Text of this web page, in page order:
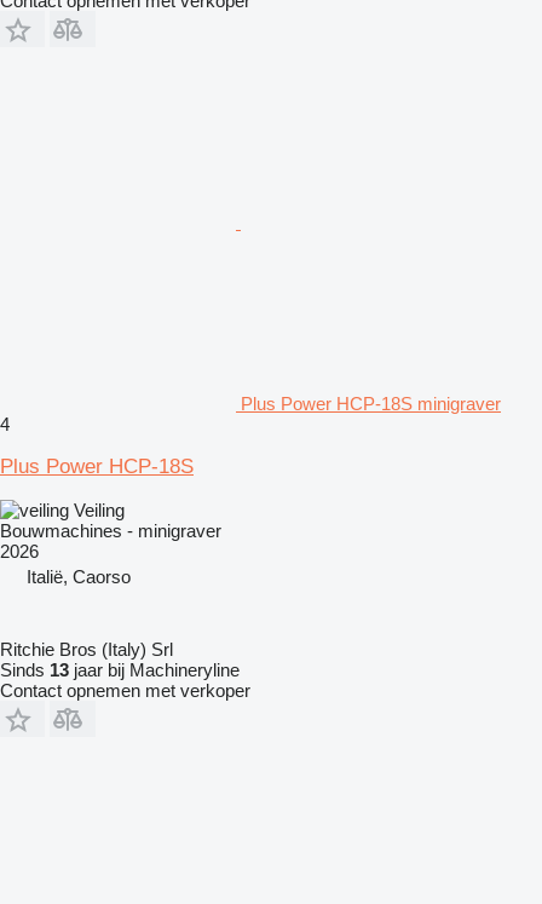
Plus Power HCP-18S minigraver
4
Plus Power HCP-18S
Veiling
Bouwmachines - minigraver
2026
Italië, Caorso
Ritchie Bros (Italy) Srl
Sinds 13 jaar bij Machineryline
Contact opnemen met verkoper